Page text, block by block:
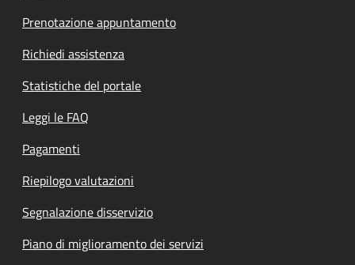
Prenotazione appuntamento
Richiedi assistenza
Statistiche del portale
Leggi le FAQ
Pagamenti
Riepilogo valutazioni
Segnalazione disservizio
Piano di miglioramento dei servizi